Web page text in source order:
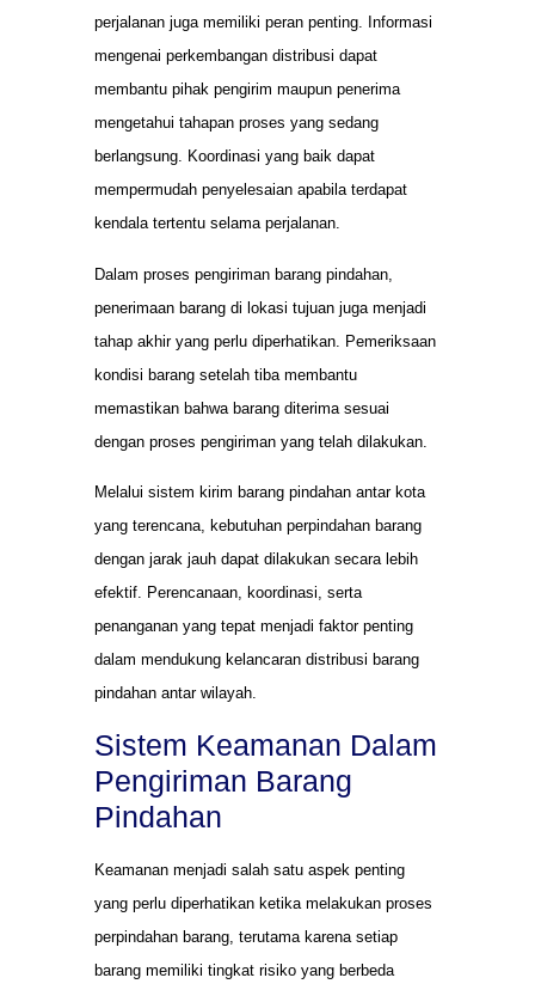
perjalanan juga memiliki peran penting. Informasi
mengenai perkembangan distribusi dapat
membantu pihak pengirim maupun penerima
mengetahui tahapan proses yang sedang
berlangsung. Koordinasi yang baik dapat
mempermudah penyelesaian apabila terdapat
kendala tertentu selama perjalanan.
Dalam proses pengiriman barang pindahan,
penerimaan barang di lokasi tujuan juga menjadi
tahap akhir yang perlu diperhatikan. Pemeriksaan
kondisi barang setelah tiba membantu
memastikan bahwa barang diterima sesuai
dengan proses pengiriman yang telah dilakukan.
Melalui sistem kirim barang pindahan antar kota
yang terencana, kebutuhan perpindahan barang
dengan jarak jauh dapat dilakukan secara lebih
efektif. Perencanaan, koordinasi, serta
penanganan yang tepat menjadi faktor penting
dalam mendukung kelancaran distribusi barang
pindahan antar wilayah.
Sistem Keamanan Dalam
Pengiriman Barang
Pindahan
Keamanan menjadi salah satu aspek penting
yang perlu diperhatikan ketika melakukan proses
perpindahan barang, terutama karena setiap
barang memiliki tingkat risiko yang berbeda